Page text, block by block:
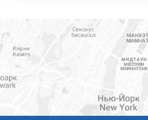
Débouchage évier Beuzet
Débouchage évier Bierwart
Débouchage évier Biesme
Débouchage évier